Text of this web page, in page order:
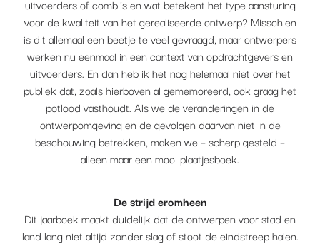
uitvoerders of combi’s en wat betekent het type aansturing
voor de kwaliteit van het gerealiseerde ontwerp? Misschien
is dit allemaal een beetje te veel gevraagd, maar ontwerpers
werken nu eenmaal in een context van opdrachtgevers en
uitvoerders. En dan heb ik het nog helemaal niet over het
publiek dat, zoals hierboven al gememoreerd, ook graag het
potlood vasthoudt. Als we de veranderingen in de
ontwerpomgeving en de gevolgen daarvan niet in de
beschouwing betrekken, maken we – scherp gesteld –
alleen maar een mooi plaatjesboek.
De strijd eromheen
Dit jaarboek maakt duidelijk dat de ontwerpen voor stad en
land lang niet altijd zonder slag of stoot de eindstreep halen.